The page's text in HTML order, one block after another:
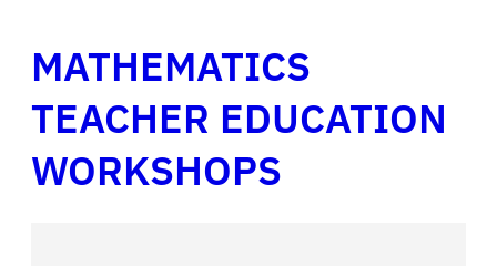
MATHEMATICS
TEACHER EDUCATION
WORKSHOPS